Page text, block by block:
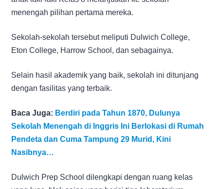
menengah pilihan pertama mereka.
Sekolah-sekolah tersebut meliputi Dulwich College,
Eton College, Harrow School, dan sebagainya.
Selain hasil akademik yang baik, sekolah ini ditunjang
dengan fasilitas yang terbaik.
Baca Juga: Berdiri pada Tahun 1870, Dulunya
Sekolah Menengah di Inggris Ini Berlokasi di Rumah
Pendeta dan Cuma Tampung 29 Murid, Kini
Nasibnya…
Dulwich Prep School dilengkapi dengan ruang kelas